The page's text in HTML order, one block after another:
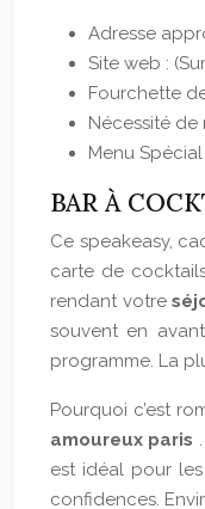
Adresse
Site web :
Fourchette
Nécessité de
Menu
BAR À
Ce speakeasy,
carte de
rendant votre
souvent en
programme. La
Pourquoi c’est
amoureux paris
est idéal pour
confidences.